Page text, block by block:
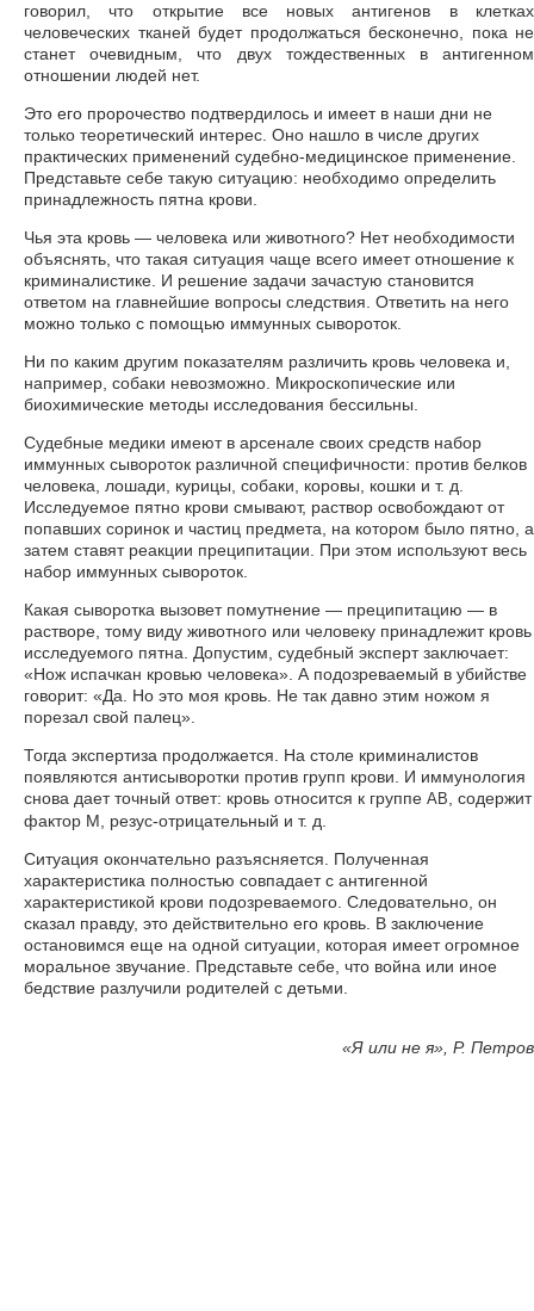
говорил, что открытие все новых антигенов в клетках
человеческих тканей будет продолжаться бесконечно, пока не
станет очевидным, что двух тождественных в антигенном
отношении людей нет.
Это его пророчество подтвердилось и имеет в наши дни не
только теоретический интерес. Оно нашло в числе других
практических применений судебно-медицинское применение.
Представьте себе такую ситуацию: необходимо определить
принадлежность пятна крови.
Чья эта кровь — человека или животного? Нет необходимости
объяснять, что такая ситуация чаще всего имеет отношение к
криминалистике. И решение задачи зачастую становится
ответом на главнейшие вопросы следствия. Ответить на него
можно только с помощью иммунных сывороток.
Ни по каким другим показателям различить кровь человека и,
например, собаки невозможно. Микроскопические или
биохимические методы исследования бессильны.
Судебные медики имеют в арсенале своих средств набор
иммунных сывороток различной специфичности: против белков
человека, лошади, курицы, собаки, коровы, кошки и т. д.
Исследуемое пятно крови смывают, раствор освобождают от
попавших соринок и частиц предмета, на котором было пятно, а
затем ставят реакции преципитации. При этом используют весь
набор иммунных сывороток.
Какая сыворотка вызовет помутнение — преципитацию — в
растворе, тому виду животного или человеку принадлежит кровь
исследуемого пятна. Допустим, судебный эксперт заключает:
«Нож испачкан кровью человека». А подозреваемый в убийстве
говорит: «Да. Но это моя кровь. Не так давно этим ножом я
порезал свой палец».
Тогда экспертиза продолжается. На столе криминалистов
появляются антисыворотки против групп крови. И иммунология
снова дает точный ответ: кровь относится к группе АВ
, содержит
фактор М, резус-отрицательный и т. д.
Ситуация окончательно разъясняется. Полученная
характеристика полностью совпадает с антигенной
характеристикой крови подозреваемого. Следовательно, он
сказал правду, это действительно его кровь. В заключение
остановимся еще на одной ситуации, которая имеет огромное
моральное звучание. Представьте себе, что война или иное
бедствие разлучили родителей с детьми.
«Я или не я», Р. Петров